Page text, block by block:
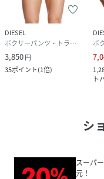
DIESEL
ボクサーパンツ・トランクス
3,850円
35ポイント(1倍)
ト
シ
スーパ
元！